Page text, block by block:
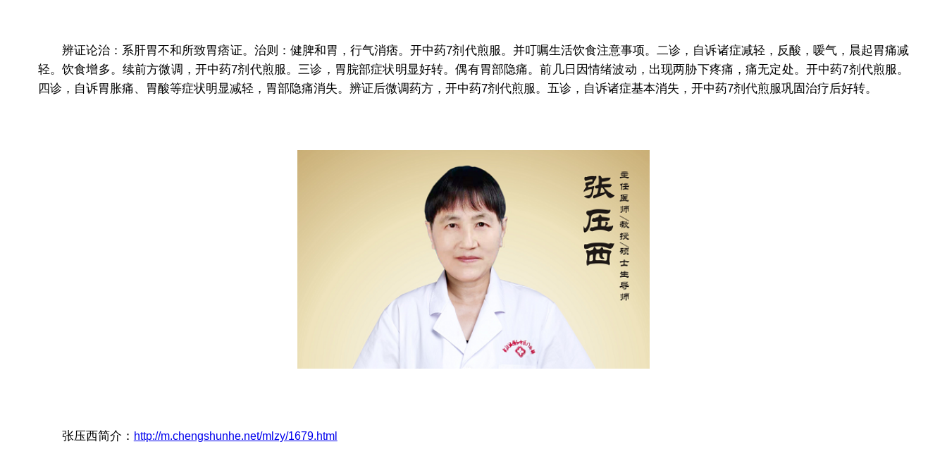
辨证论治：系肝胃不和所致胃痞证。治则：健脾和胃，行气消痞。开中药7剂代煎服。并叮嘱生活饮食注意事项。二诊，自诉诸症减轻，反酸，嗳气，晨起胃痛减
轻。饮食增多。续前方微调，开中药7剂代煎服。三诊，胃脘部症状明显好转。偶有胃部隐痛。前几日因情绪波动，出现两胁下疼痛，痛无定处。开中药7剂代煎服。
四诊，自诉胃胀痛、胃酸等症状明显减轻，胃部隐痛消失。辨证后微调药方，开中药7剂代煎服。五诊，自诉诸症基本消失，开中药7剂代煎服巩固治疗后好转。
张压西简介： http://m.chengshunhe.net/mlzy/1679.html